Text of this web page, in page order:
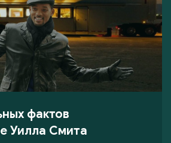
фактов
Уилла Смита